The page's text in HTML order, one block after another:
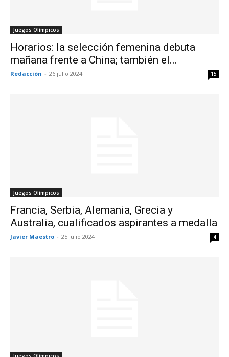
Juegos Olímpicos
Horarios: la selección femenina debuta
mañana frente a China; también el...
Redacción - 26 julio 2024 15
Juegos Olímpicos
Francia, Serbia, Alemania, Grecia y
Australia, cualificados aspirantes a medalla
Javier Maestro - 25 julio 2024 4